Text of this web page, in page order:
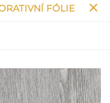
FÓLIE